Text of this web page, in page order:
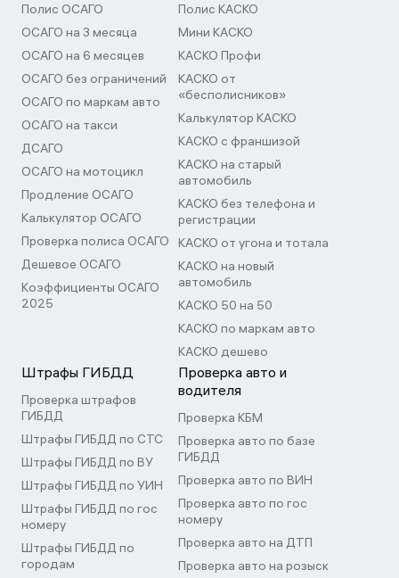
Полис ОСАГО
ОСАГО на 3 месяца
ОСАГО на 6 месяцев
ОСАГО без ограничений
ОСАГО по маркам авто
ОСАГО на такси
ДСАГО
ОСАГО на мотоцикл
Продление ОСАГО
Калькулятор ОСАГО
Проверка полиса ОСАГО
Дешевое ОСАГО
Коэффициенты ОСАГО
2025
Полис КАСКО
Мини КАСКО
КАСКО Профи
КАСКО от
«бесполисников»
Калькулятор КАСКО
КАСКО с франшизой
КАСКО на старый
автомобиль
КАСКО без телефона и
регистрации
КАСКО от угона и тотала
КАСКО на новый
автомобиль
КАСКО 50 на 50
КАСКО по маркам авто
КАСКО дешево
Штрафы ГИБДД
Проверка штрафов
ГИБДД
Штрафы ГИБДД по СТС
Штрафы ГИБДД по ВУ
Штрафы ГИБДД по УИН
Штрафы ГИБДД по гос
номеру
Штрафы ГИБДД по
городам
Проверка авто и
водителя
Проверка КБМ
Проверка авто по базе
ГИБДД
Проверка авто по ВИН
Проверка авто по гос
номеру
Проверка авто на ДТП
Проверка авто на розыск